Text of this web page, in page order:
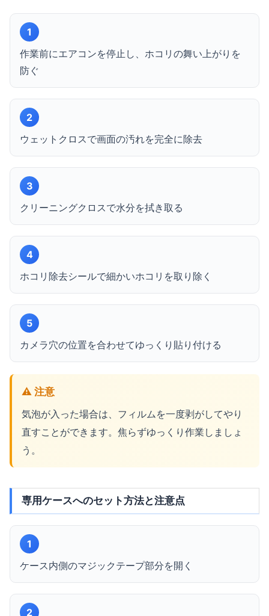
1
作業前にエアコンを停止し、ホコリの舞い上がりを
防ぐ
2
ウェットクロスで画面の汚れを完全に除去
3
クリーニングクロスで水分を拭き取る
4
ホコリ除去シールで細かいホコリを取り除く
5
カメラ穴の位置を合わせてゆっくり貼り付ける
⚠️ 注意
気泡が入った場合は、フィルムを一度剥がしてやり
直すことができます。焦らずゆっくり作業しましょ
う。
専用ケースへのセット方法と注意点
1
ケース内側のマジックテープ部分を開く
2